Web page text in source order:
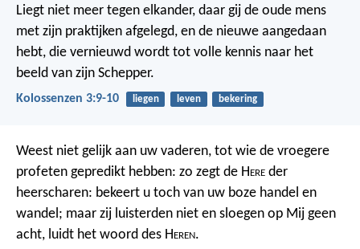
Liegt niet meer tegen elkander, daar gij de oude mens
met zijn praktijken afgelegd, en de nieuwe aangedaan
hebt, die vernieuwd wordt tot volle kennis naar het
beeld van zijn Schepper.
Kolossenzen 3:9-10 liegen leven bekering
Weest niet gelijk aan uw vaderen, tot wie de vroegere
profeten gepredikt hebben: zo zegt de Here der
heerscharen: bekeert u toch van uw boze handel en
wandel; maar zij luisterden niet en sloegen op Mij geen
acht, luidt het woord des Heren.